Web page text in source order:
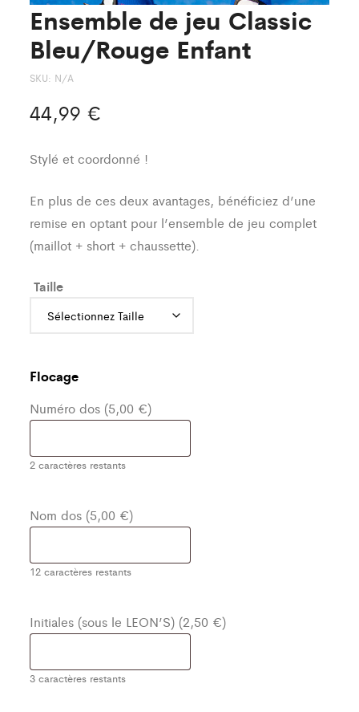
Ensemble de jeu Classic
Bleu/Rouge Enfant
SKU: N/A
44,99 €
Stylé et coordonné !
En plus de ces deux avantages, bénéficiez d’une
remise en optant pour l’ensemble de jeu complet
(maillot + short + chaussette).
Taille
Flocage
Numéro dos (5,00 €)
2 caractères restants
Nom dos (5,00 €)
12 caractères restants
Initiales (sous le LEON’S) (2,50 €)
3 caractères restants